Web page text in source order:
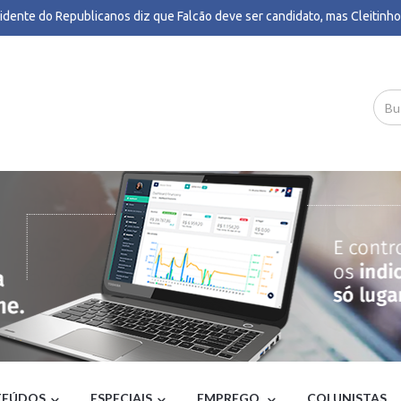
do Republicanos diz que Falcão deve ser candidato, mas
de estupro, ataques a 'Lulinha' e Arthur Lira: os impactos da
extratropical e frente fria deixam RS com risco de temporais, granizo
confira previsão do tempo - G1
Lima: Estilo dos Bolsonaro selou isolamento de Flávio e maior tempo
- UOL Notícias
retoma hoje julgamento sobre proibição de jogos de azar; entenda -
da CPTM decidem encerrar greve nas linhas 11, 12 e 13;
nesta quarta - G1
anos da Lei Maria da Penha, Brasil registra maior número de medidas
- G1
do STJ pretendem faltar ao julgamento de Buzzi - Poder360
e desaprovação de Lula: veja números da Quaest por renda, sexo,
a imprensa internacional repercutiu a revogação do visto da